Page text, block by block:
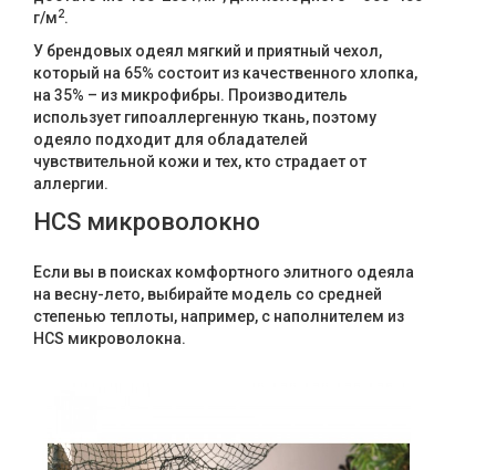
г/м2.
У брендовых одеял мягкий и приятный чехол,
который на 65% состоит из качественного хлопка,
на 35% – из микрофибры. Производитель
использует гипоаллергенную ткань, поэтому
одеяло подходит для обладателей
чувствительной кожи и тех, кто страдает от
аллергии.
HCS микроволокно
Если вы в поисках комфортного элитного одеяла
на весну-лето, выбирайте модель со средней
степенью теплоты, например, с наполнителем из
HCS микроволокна.